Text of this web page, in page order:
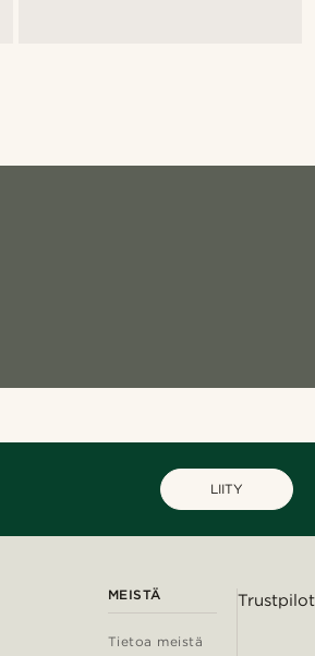
LIITY
MEISTÄ
Tietoa meistä
Trustpilot